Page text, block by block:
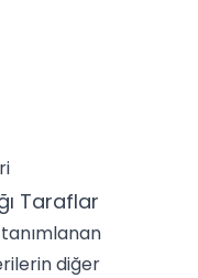
Taraflar
diğer